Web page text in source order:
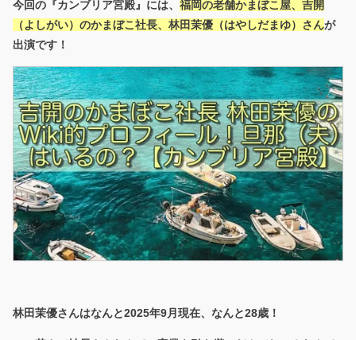
今回の『カンブリア宮殿』には、 福岡の老舗かまぼこ屋、吉開
（よしがい）のかまぼこ社長、林田茉優（はやしだまゆ）さんが
出演です！
林田茉優さんはなんと2025年9月現在、なんと28歳！